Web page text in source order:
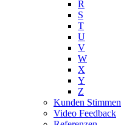
R
S
T
U
V
W
X
Y
Z
Kunden Stimmen
Video Feedback